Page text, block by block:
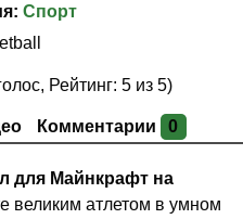
Спорт
Комментарии 0
Рейтинг:5 из 5)
для Майнкрафт на
великим атлетом в умном